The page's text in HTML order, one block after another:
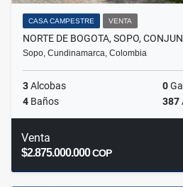
CASA CAMPESTRE VENTA
NORTE DE BOGOTA, SOPO,
Sopo, Cundinamarca, Colombia
3Alcobas 0
4 Baños 387
Venta
$2.875.000.000COP